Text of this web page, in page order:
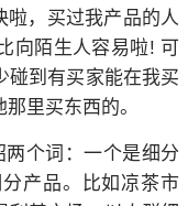
啦，买过我产品的人
向陌生人容易啦! 可
碰到有买家能在我买
里买东西的。
个词：一个是细分
产品。比如凉茶市